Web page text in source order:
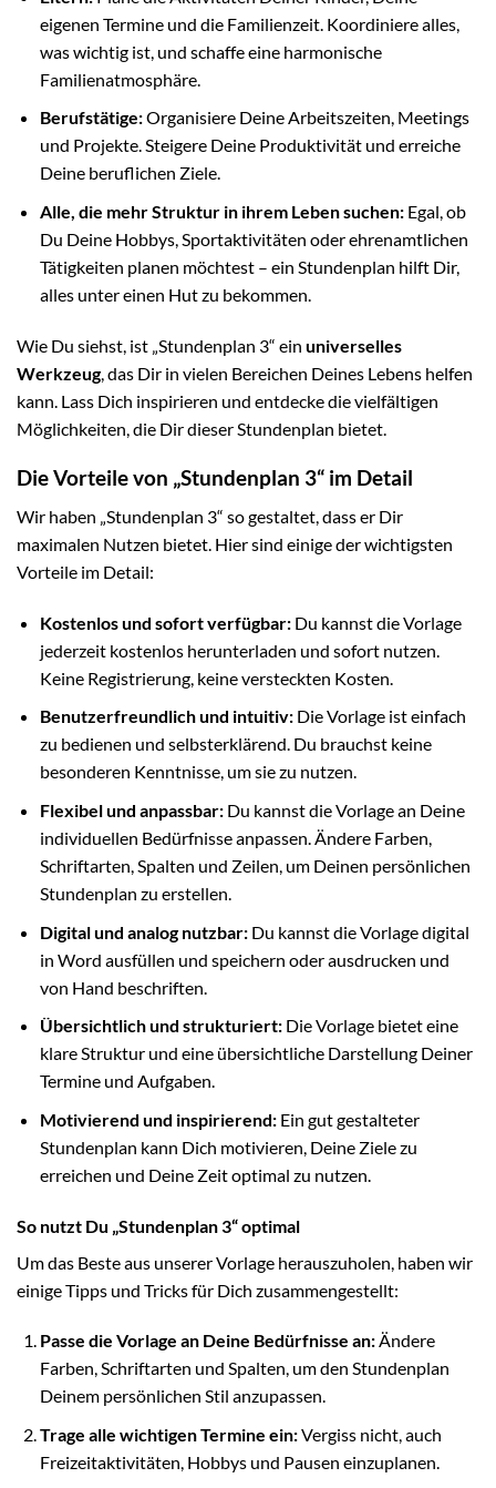
eigenen Termine und die Familienzeit. Koordiniere alles,
was wichtig ist, und schaffe eine harmonische
Familienatmosphäre.
Berufstätige:Organisiere Deine Arbeitszeiten, Meetings
und Projekte. Steigere Deine Produktivität und erreiche
Deine beruflichen Ziele.
Alle, die mehr Struktur in ihrem Leben suchen:Egal, ob
Du Deine Hobbys, Sportaktivitäten oder ehrenamtlichen
Tätigkeiten planen möchtest – ein Stundenplan hilft Dir,
alles unter einen Hut zu bekommen.
Wie Du siehst, ist „Stundenplan 3“ ein universelles
Werkzeug, das Dir in vielen Bereichen Deines Lebens helfen
kann. Lass Dich inspirieren und entdecke die vielfältigen
Möglichkeiten, die Dir dieser Stundenplan bietet.
Die Vorteile von „Stundenplan 3“ im Detail
Wir haben „Stundenplan 3“ so gestaltet, dass er Dir
maximalen Nutzen bietet. Hier sind einige der wichtigsten
Vorteile im Detail:
Kostenlos und sofort verfügbar:Du kannst die Vorlage
jederzeit kostenlos herunterladen und sofort nutzen.
Keine Registrierung, keine versteckten Kosten.
Benutzerfreundlich und intuitiv:Die Vorlage ist einfach
zu bedienen und selbsterklärend. Du brauchst keine
besonderen Kenntnisse, um sie zu nutzen.
Flexibel und anpassbar:Du kannst die Vorlage an Deine
individuellen Bedürfnisse anpassen. Ändere Farben,
Schriftarten, Spalten und Zeilen, um Deinen persönlichen
Stundenplan zu erstellen.
Digital und analog nutzbar:Du kannst die Vorlage digital
in Word ausfüllen und speichern oder ausdrucken und
von Hand beschriften.
Übersichtlich und strukturiert:Die Vorlage bietet eine
klare Struktur und eine übersichtliche Darstellung Deiner
Termine und Aufgaben.
Motivierend und inspirierend:Ein gut gestalteter
Stundenplan kann Dich motivieren, Deine Ziele zu
erreichen und Deine Zeit optimal zu nutzen.
So nutzt Du „Stundenplan 3“ optimal
Um das Beste aus unserer Vorlage herauszuholen, haben wir
einige Tipps und Tricks für Dich zusammengestellt:
Passe die Vorlage an Deine Bedürfnisse an:Ändere
Farben, Schriftarten und Spalten, um den Stundenplan
Deinem persönlichen Stil anzupassen.
Trage alle wichtigen Termine ein:Vergiss nicht, auch
Freizeitaktivitäten, Hobbys und Pausen einzuplanen.